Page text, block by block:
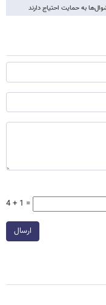
به حمایت احتیاج دارند
4 + 1 =
ارسال